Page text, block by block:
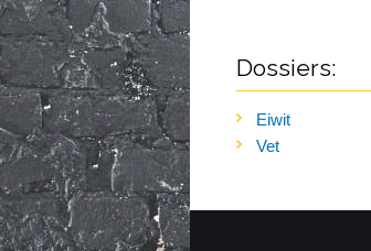
Dossiers:
Eiwit
Vet